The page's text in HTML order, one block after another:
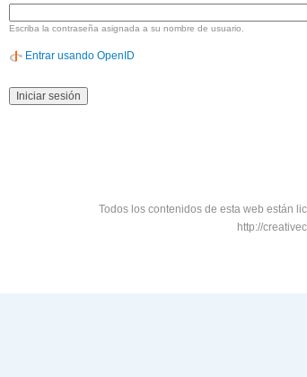
Escriba la contraseña asignada a su nombre de usuario.
Entrar usando OpenID
Todos los contenidos de esta web están
http://